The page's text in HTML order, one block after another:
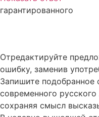
гарантированного
Отредактируйте
ошибку, заменив
Запишите
современного
сохраняя смысл